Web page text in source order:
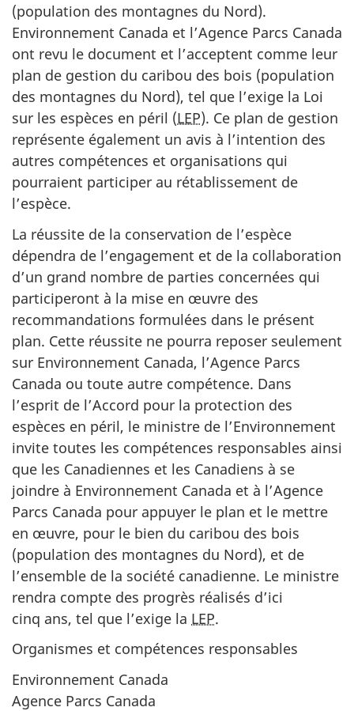
(population des montagnes du Nord).
Environnement Canada et l’Agence Parcs Canada
ont revu le document et l’acceptent comme leur
plan de gestion du caribou des bois (population
des montagnes du Nord), tel que l’exige la Loi
sur les espèces en péril (LEP). Ce plan de gestion
représente également un avis à l’intention des
autres compétences et organisations qui
pourraient participer au rétablissement de
l’espèce.
La réussite de la conservation de l’espèce
dépendra de l’engagement et de la collaboration
d’un grand nombre de parties concernées qui
participeront à la mise en œuvre des
recommandations formulées dans le présent
plan. Cette réussite ne pourra reposer seulement
sur Environnement Canada, l’Agence Parcs
Canada ou toute autre compétence. Dans
l’esprit de l’Accord pour la protection des
espèces en péril, le ministre de l’Environnement
invite toutes les compétences responsables ainsi
que les Canadiennes et les Canadiens à se
joindre à Environnement Canada et à l’Agence
Parcs Canada pour appuyer le plan et le mettre
en œuvre, pour le bien du caribou des bois
(population des montagnes du Nord), et de
l’ensemble de la société canadienne. Le ministre
rendra compte des progrès réalisés d’ici
cinq ans, tel que l’exige la LEP.
Organismes et compétences responsables
Environnement Canada
Agence Parcs Canada